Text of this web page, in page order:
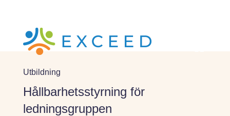
Utbildning
Hållbarhetsstyrning för
ledningsgruppen